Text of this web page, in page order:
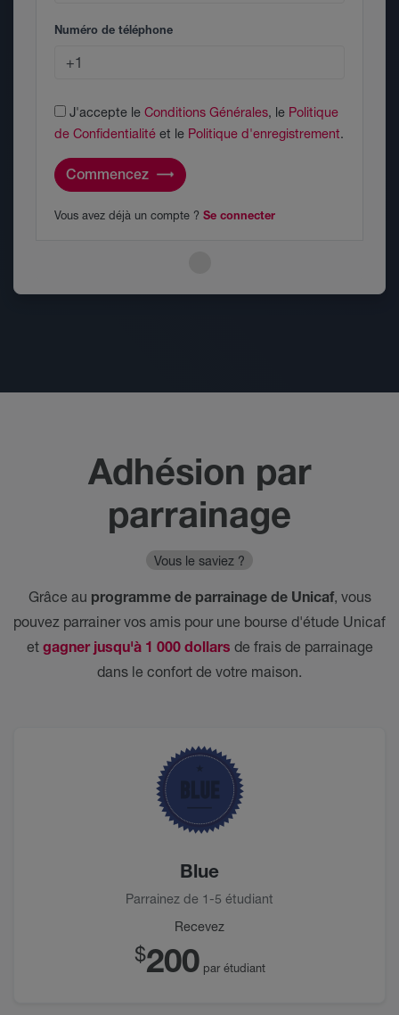
Numéro de téléphone
J'accepte le Conditions Générales, le Politique
de Confidentialité et le Politique d'enregistrement.
Commencez
Vous avez déjà un compte ? Se connecter
Adhésion par
parrainage
Vous le saviez ?
Grâce au programme de parrainage de Unicaf, vous
pouvez parrainer vos amis pour une bourse d'étude Unicaf
et gagner jusqu'à 1 000 dollars de frais de parrainage
dans le confort de votre maison.
Blue
Parrainez de 1-5 étudiant
Recevez
$200 par étudiant